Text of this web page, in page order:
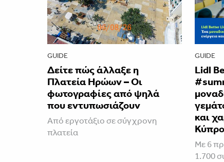
GUIDE
Δείτε πώς άλλαξε η
Πλατεία Ηρώων – Οι
φωτογραφίες από ψηλά
που εντυπωσιάζουν
Από εργοτάξιο σε σύγχρονη
πλατεία
GUIDE
Lidl
και
Κύπρο
Με 6
1.700